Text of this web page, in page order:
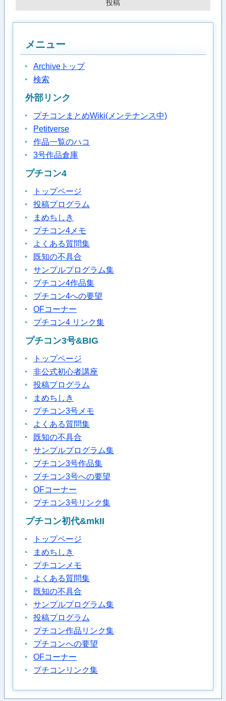
メニュー
Archiveトップ
検索
外部リンク
プチコンまとめWiki(メンテナンス中)
Petitverse
作品一覧のハコ
3号作品倉庫
プチコン4
トップページ
投稿プログラム
まめちしき
プチコン4メモ
よくある質問集
既知の不具合
サンプルプログラム集
プチコン4作品集
プチコン4への要望
OFコーナー
プチコン4 リンク集
プチコン3号&BIG
トップページ
非公式初心者講座
投稿プログラム
まめちしき
プチコン3号メモ
よくある質問集
既知の不具合
サンプルプログラム集
プチコン3号作品集
プチコン3号への要望
OFコーナー
プチコン3号リンク集
プチコン初代&mkII
トップページ
まめちしき
プチコンメモ
よくある質問集
既知の不具合
サンプルプログラム集
投稿プログラム
プチコン作品リンク集
プチコンへの要望
OFコーナー
プチコンリンク集